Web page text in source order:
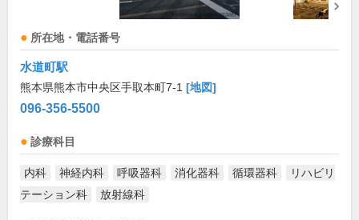
所在地・電話番号
水道町駅
熊本県熊本市中央区手取本町7-1 [地図]
096-356-5500
診療科目
内科 神経内科 呼吸器科 消化器科 循環器科
リハビリ
テーション科
放射線科